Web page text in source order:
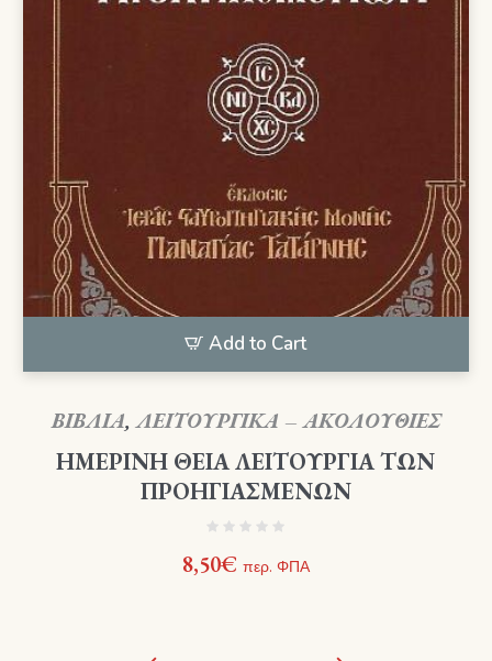
Add to Cart
ΒΙΒΛΙΑ,ΛΕΙΤΟΥΡΓΙΚΑ – ΑΚΟΛΟΥΘΙΕΣ
ΗΜΕΡΙΝΗ ΘΕΙΑ ΛΕΙΤΟΥΡΓΙΑ ΤΩΝ
ΠΡΟΗΓΙΑΣΜΕΝΩΝ
8,50€ περ. ΦΠΑ